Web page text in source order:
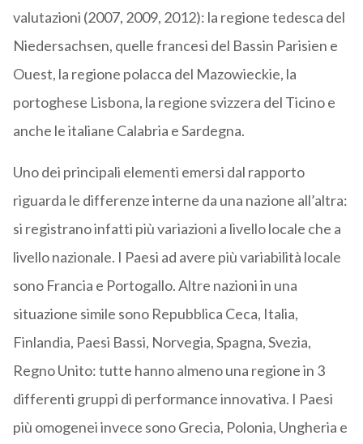
valutazioni (2007, 2009, 2012): la regione tedesca del
Niedersachsen, quelle francesi del Bassin Parisien e
Ouest, la regione polacca del Mazowieckie, la
portoghese Lisbona, la regione svizzera del Ticino e
anche le italiane Calabria e Sardegna.
Uno dei principali elementi emersi dal rapporto
riguarda le differenze interne da una nazione all’altra:
si registrano infatti più variazioni a livello locale che a
livello nazionale. I Paesi ad avere più variabilità locale
sono Francia e Portogallo. Altre nazioni in una
situazione simile sono Repubblica Ceca, Italia,
Finlandia, Paesi Bassi, Norvegia, Spagna, Svezia,
Regno Unito: tutte hanno almeno una regione in 3
differenti gruppi di performance innovativa. I Paesi
più omogenei invece sono Grecia, Polonia, Ungheria e